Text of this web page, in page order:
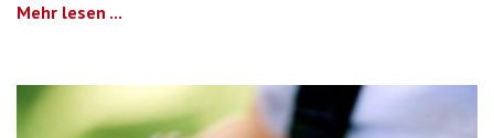
Mehr lesen ...